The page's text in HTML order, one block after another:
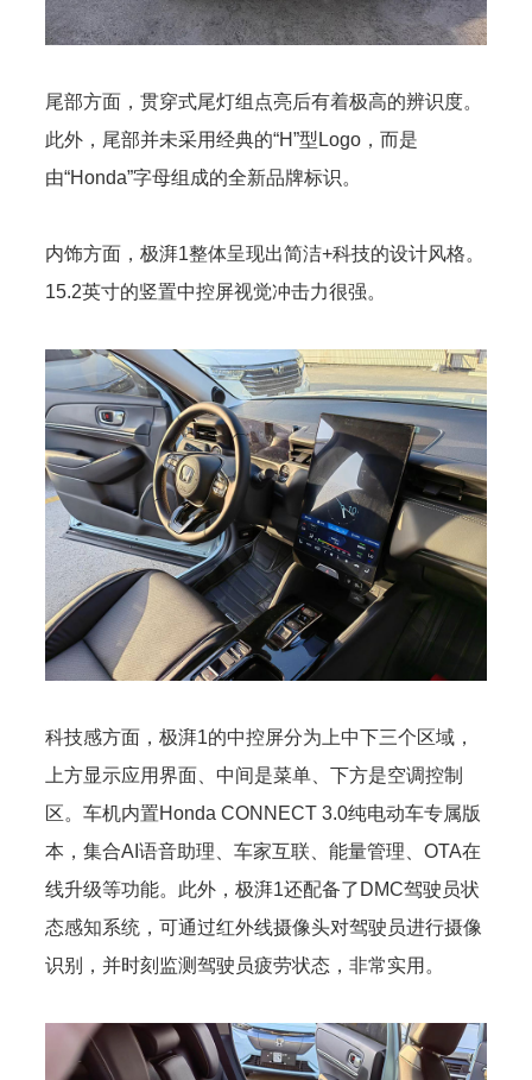
尾部方面，贯穿式尾灯组点亮后有着极高的辨识度。
此外，尾部并未采用经典的“H”型Logo，而是
由“Honda”字母组成的全新品牌标识。
内饰方面，极湃1整体呈现出简洁+科技的设计风格。
15.2英寸的竖置中控屏视觉冲击力很强。
科技感方面，极湃1的中控屏分为上中下三个区域，
上方显示应用界面、中间是菜单、下方是空调控制
区。车机内置Honda CONNECT 3.0纯电动车专属版
本，集合AI语音助理、车家互联、能量管理、OTA在
线升级等功能。此外，极湃1还配备了DMC驾驶员状
态感知系统，可通过红外线摄像头对驾驶员进行摄像
识别，并时刻监测驾驶员疲劳状态，非常实用。